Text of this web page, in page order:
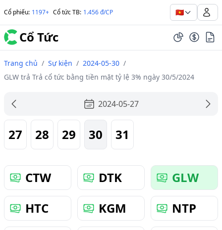
Cổ phiếu: 1197+ Cổ tức TB: 1.456 đ/CP 🇻🇳
Cổ Tức
Trang chủ / Sự kiện / 2024-05-30 /
GLW trả Trả cổ tức bằng tiền mặt tỷ lệ 3% ngày 30/5/2024
2024-05-27
27 28 29 30 31
CTW DTK
GLW
HTC
KGM
NTP